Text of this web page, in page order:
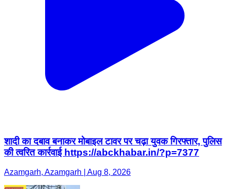
शादी का दबाव बनाकर मोबाइल टावर पर चढ़ा युवक गिरफ्तार, पुलिस
की त्वरित कार्रवाई https://abckhabar.in/?p=7377
Azamgarh, Azamgarh | Aug 8, 2026